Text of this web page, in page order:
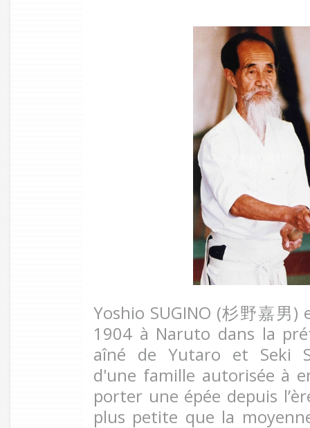
Yoshio SUGINO (杉野嘉男)
1904 à Naruto dans la
aîné de Yutaro et Seki
d'une famille autorisée à
porter une épée depuis
plus petite que la